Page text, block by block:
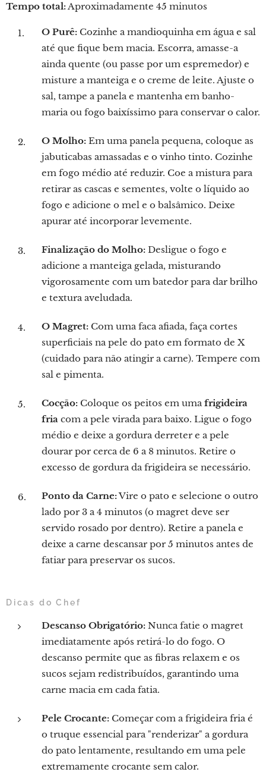
Tempo total:Aproximadamente 45 minutos
O Purê: Cozinhe a mandioquinha em água e sal
até que fique bem macia. Escorra, amasse-a
ainda quente (ou passe por um espremedor) e
misture a manteiga e o creme de leite. Ajuste o
sal, tampe a panela e mantenha em banho-
maria ou fogo baixíssimo para conservar o calor.
O Molho: Em uma panela pequena, coloque as
jabuticabas amassadas e o vinho tinto. Cozinhe
em fogo médio até reduzir. Coe a mistura para
retirar as cascas e sementes, volte o líquido ao
fogo e adicione o mel e o balsâmico. Deixe
apurar até incorporar levemente.
Finalização do Molho: Desligue o fogo e
adicione a manteiga gelada, misturando
vigorosamente com um batedor para dar brilho
e textura aveludada.
O Magret: Com uma faca afiada, faça cortes
superficiais na pele do pato em formato de X
(cuidado para não atingir a carne). Tempere com
sal e pimenta.
Cocção: Coloque os peitos em umafrigideira
fria com a pele virada para baixo. Ligue o fogo
médio e deixe a gordura derreter e a pele
dourar por cerca de 6 a 8 minutos. Retire o
excesso de gordura da frigideira se necessário.
Ponto da Carne:Vire o pato e selecione o outro
lado por 3 a 4 minutos (o magret deve ser
servido rosado por dentro). Retire a panela e
deixe a carne descansar por 5 minutos antes de
fatiar para preservar os sucos.
Dicas do Chef
Descanso Obrigatório: Nunca fatie o magret
imediatamente após retirá-lo do fogo. O
descanso permite que as fibras relaxem e os
sucos sejam redistribuídos, garantindo uma
carne macia em cada fatia.
Pele Crocante: Começar com a frigideira fria é
o truque essencial para "renderizar" a gordura
do pato lentamente, resultando em uma pele
extremamente crocante sem calor.